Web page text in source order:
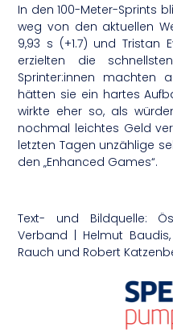
In den 100-Meter-Sprints
weg von den aktuellen
9,93 s (+1.7) und Tristan
erzielten die
Sprinter:innen machten
hätten sie ein hartes
wirkte eher so, als
nochmal leichtes Geld
letzten Tagen unzählige
den „Enhanced Games“.
Text- und Bildquelle:
Verband | Helmut
Rauch und Robert